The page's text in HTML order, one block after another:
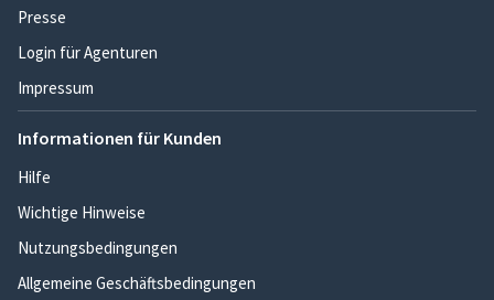
Presse
Login für Agenturen
Impressum
Informationen für Kunden
Hilfe
Wichtige Hinweise
Nutzungsbedingungen
Allgemeine Geschäftsbedingungen